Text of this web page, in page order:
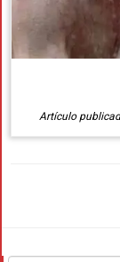
Artículo